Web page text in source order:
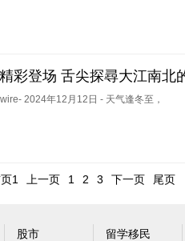
彩登场 舌尖探尋大江南北
2024年12月12日 - 天气逢冬至，
1 上一页 1 2 3 下一页 尾页
股市
留学移民